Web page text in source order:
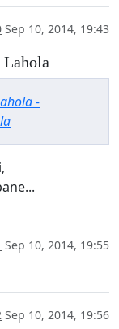
Sep 10, 2014, 19:43
-
Sep 10, 2014, 19:55
Sep 10, 2014, 19:56